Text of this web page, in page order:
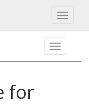
Toggle
for